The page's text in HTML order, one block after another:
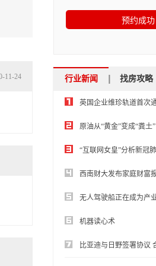
11-24 行业新闻 找房攻略
原油从“黄金”变成“粪土”
机器读心术